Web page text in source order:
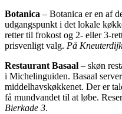
Botanica – Botanica er en af
udgangspunkt i det lokale
retter til frokost og 2- eller 3-
prisvenligt valg. På
Restaurant Basaal – skøn
i Michelinguiden. Basaal
middelhavskøkkenet. Der er
få mundvandet til at løbe.
Bierkade 3.